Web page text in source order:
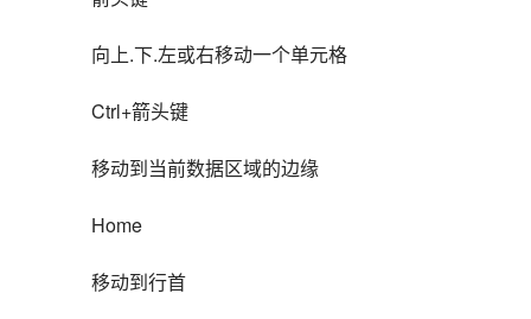
向上.下.左或右移动一个单元格
Ctrl+箭头键
移动到当前数据区域的边缘
Home
移动到行首